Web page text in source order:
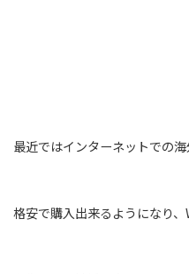
最近ではインターネットでの
格安で購入出来るようになり、